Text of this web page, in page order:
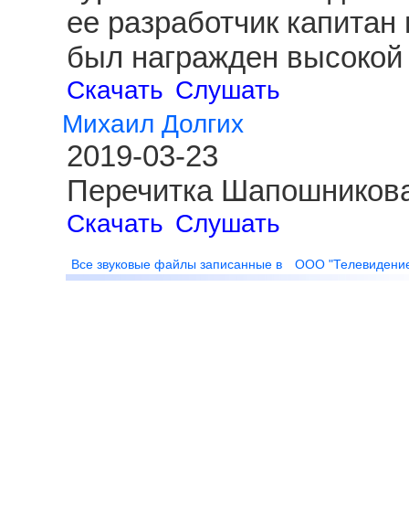
ее разработчик
был награжден
Скачать Слушать
Михаил Долгих
2019-03-23
Перечитка
Скачать Слушать
Все звуковые файлы записанные в ООО